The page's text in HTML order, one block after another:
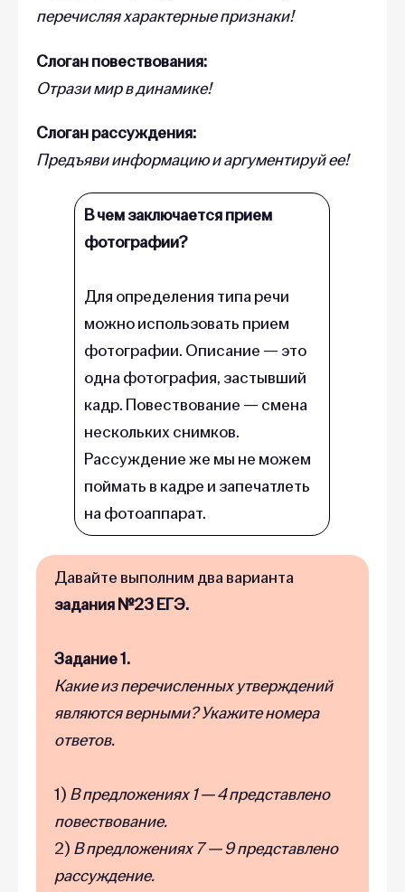
перечисляя характерные признаки!
Слоган повествования:
Отрази мир в динамике!
Слоган рассуждения:
Предъяви информацию и аргументируй ее!
В чем заключается прием
фотографии?
Для определения типа речи
можно использовать прием
фотографии. Описание — это
одна фотография, застывший
кадр. Повествование — смена
нескольких снимков.
Рассуждение же мы не можем
поймать в кадре и запечатлеть
на фотоаппарат.
Давайте выполним два варианта
задания №23 ЕГЭ.
Задание 1.
Какие из перечисленных утверждений
являются верными? Укажите номера
ответов.
1) В предложениях 1 — 4 представлено
повествование.
2) В предложениях 7 — 9 представлено
рассуждение.